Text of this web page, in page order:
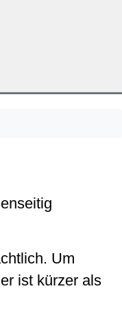
Um
ist kürzer als